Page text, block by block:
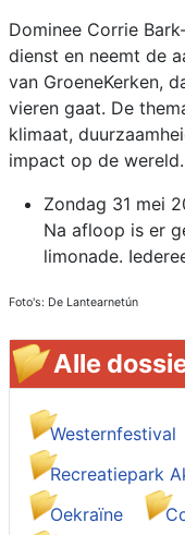
Dominee Corrie
dienst en neemt de
van GroeneKerken,
vieren gaat. De
klimaat,
impact op de wereld.
Zondag 31 mei
Na afloop is er
limonade.
Foto's: De Lantearnetún
Alle
Westernfestival
Recreatiepark
Oekraïne